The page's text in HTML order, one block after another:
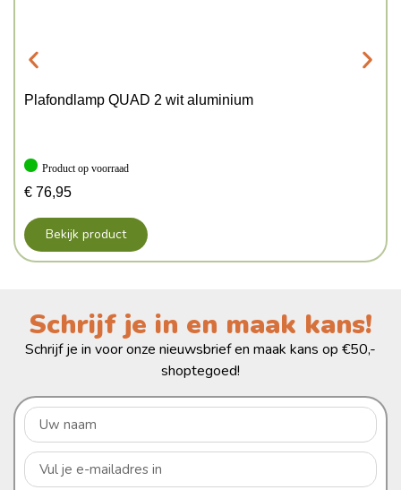
Plafondlamp QUAD 2 wit aluminium
Product op voorraad
€ 76,95
Bekijk product
Schrijf je in en maak kans!
Schrijf je in voor onze nieuwsbrief en maak kans op €50,-
shoptegoed!